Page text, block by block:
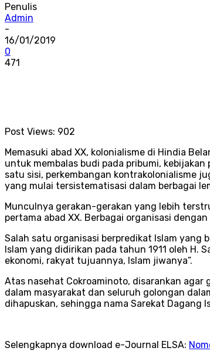
Penulis
Admin
-
16/01/2019
0
471
Post Views: 902
Memasuki abad XX, kolonialisme di Hindia
untuk membalas budi pada pribumi,
satu sisi, perkembangan kontrakolonialisme
yang mulai tersistematisasi dalam berbagai
Munculnya gerakan-gerakan yang lebih
pertama abad XX. Berbagai organisasi
Salah satu organisasi berpredikat Islam yang
Islam yang didirikan pada tahun 1911 oleh H.
ekonomi, rakyat tujuannya, Islam jiwanya”.
Atas nasehat Cokroaminoto, disarankan
dalam masyarakat dan seluruh golongan
dihapuskan, sehingga nama Sarekat Dagang
Selengkapnya download e-Journal ELSA: